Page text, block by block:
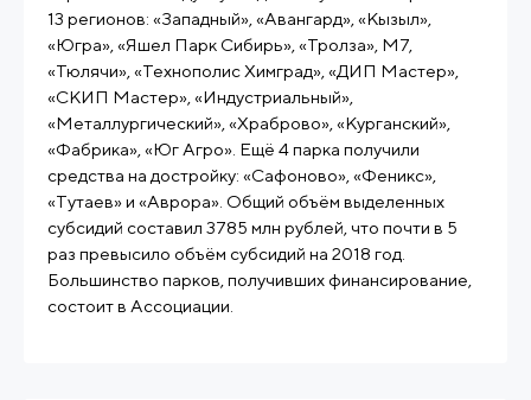
13 регионов: «Западный», «Авангард», «Кызыл»,
«Югра», «Яшел Парк Сибирь», «Тролза», М7,
«Тюлячи», «Технополис Химград», «ДИП Мастер»,
«СКИП Мастер», «Индустриальный»,
«Металлургический», «Храброво», «Курганский»,
«Фабрика», «Юг Агро». Ещё 4 парка получили
средства на достройку: «Сафоново», «Феникс»,
«Тутаев» и «Аврора». Общий объём выделенных
субсидий составил 3785 млн рублей, что почти в 5
раз превысило объём субсидий на 2018 год.
Большинство парков, получивших финансирование,